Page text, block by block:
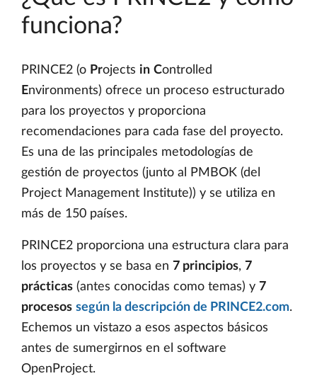
funciona?
PRINCE2 (o Projects in Controlled
Environments) ofrece un proceso estructurado
para los proyectos y proporciona
recomendaciones para cada fase del proyecto.
Es una de las principales metodologías de
gestión de proyectos (junto al PMBOK (del
Project Management Institute)) y se utiliza en
más de 150 países.
PRINCE2 proporciona una estructura clara para
los proyectos y se basa en 7 principios, 7
prácticas (antes conocidas como temas) y 7
procesos según la descripción de PRINCE2.com.
Echemos un vistazo a esos aspectos básicos
antes de sumergirnos en el software
OpenProject.